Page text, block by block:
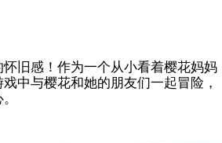
旧感！作为一个从小看着樱花妈妈
中与樱花和她的朋友们一起冒险，